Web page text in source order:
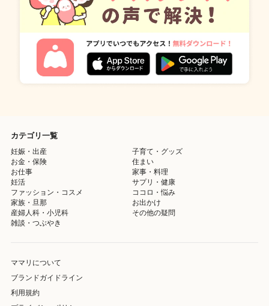
カテゴリ一覧
妊娠・出産
子育て・グッズ
お金・保険
住まい
お仕事
家事・料理
妊活
サプリ・健康
ファッション・コスメ
ココロ・悩み
家族・旦那
お出かけ
産婦人科・小児科
その他の疑問
雑談・つぶやき
ママリについて
ブランドガイドライン
利用規約